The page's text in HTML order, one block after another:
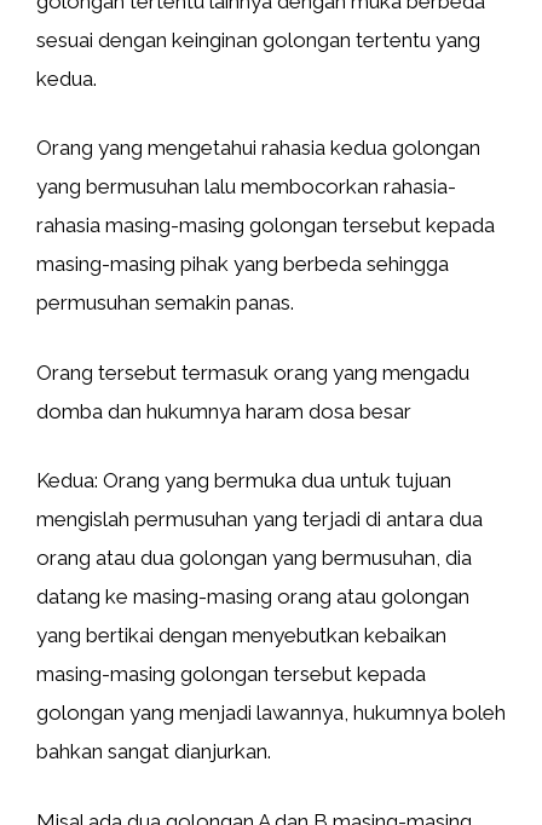
sesuai dengan keinginan golongan tertentu yang
kedua.
Orang yang mengetahui rahasia kedua golongan
yang bermusuhan lalu membocorkan rahasia-
rahasia masing-masing golongan tersebut kepada
masing-masing pihak yang berbeda sehingga
permusuhan semakin panas.
Orang tersebut termasuk orang yang mengadu
domba dan hukumnya haram dosa besar
Kedua: Orang yang bermuka dua untuk tujuan
mengislah permusuhan yang terjadi di antara dua
orang atau dua golongan yang bermusuhan, dia
datang ke masing-masing orang atau golongan
yang bertikai dengan menyebutkan kebaikan
masing-masing golongan tersebut kepada
golongan yang menjadi lawannya, hukumnya boleh
bahkan sangat dianjurkan.